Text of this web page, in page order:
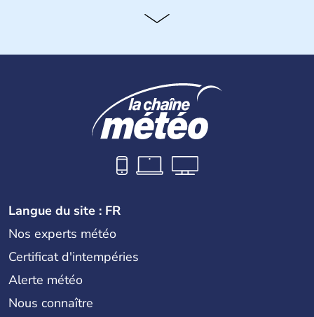
Histoire et administration
de 4 religions : l'hindouisme, le bouddhisme, le jaïnisme
siècle, l'Inde reste sous la domination de l'empire
britannique jusqu'à l'obtention de son indépendance en
1947. Le Taj Mahal, mausolée construit par un empereur
en l'honneur de son épouse, a été édifié dans les années
1640 et est aujourd'hui considéré comme l'une des 7
merveilles du monde.
Langue du site : FR
Nos experts météo
Certificat d'intempéries
Alerte météo
Nous connaître